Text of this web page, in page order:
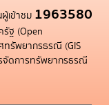
เข้าชม 1963580
ฐ (Open
ทรัพยากรธรณี (GIS
จัดการทรัพยากรธรณี